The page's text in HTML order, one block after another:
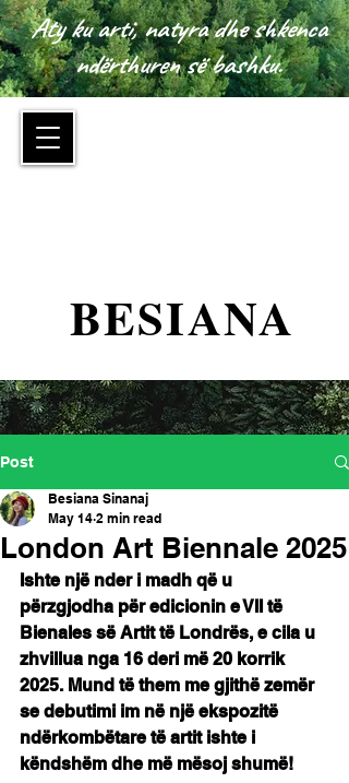
Aty ku arti, natyra dhe shkenca
ndërthuren së bashku.
BESIANA
Post
London Art Biennale 2025
Besiana Sinanaj
May 14 2 min read
Ishte një nder i madh që u
përzgjodha për edicionin e VII të
Bienales së Artit të Londrës, e cila u
zhvillua nga 16 deri më 20 korrik
2025. Mund të them me gjithë zemër
se debutimi im në një ekspozitë
ndërkombëtare të artit ishte i
këndshëm dhe më mësoj shumë!